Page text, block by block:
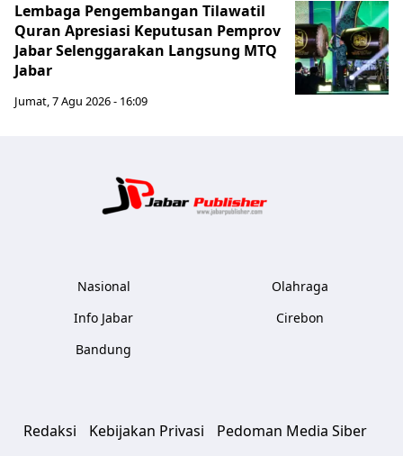
Lembaga Pengembangan Tilawatil
Quran Apresiasi Keputusan Pemprov
Jabar Selenggarakan Langsung MTQ
Jabar
Jumat, 7 Agu 2026 - 16:09
Nasional
Info Jabar
Bandung
Olahraga
Cirebon
Redaksi Kebijakan Privasi
Pedoman Media Siber